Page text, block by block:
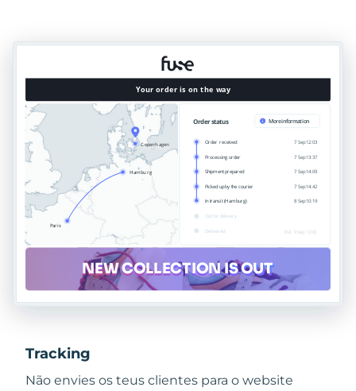
Tracking
Não envies os teus clientes para o website